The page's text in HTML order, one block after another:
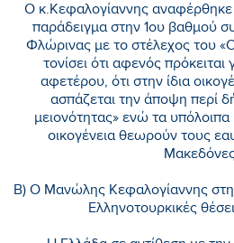
Ο κ.Κεφαλογίαννης αναφέρθηκε
παράδειγμα στην 1ου βαθμού
Φλώρινας με το στέλεχος του
τονίσει ότι αφενός
αφετέρου, ότι στην ίδια
ασπάζεται την άποψη περί
μειονότητας» ενώ τα υπόλοιπα
οικογένεια θεωρούν τους
Β) Ο Μανώλης Κεφαλογίαννης
Ελληνοτουρκικές